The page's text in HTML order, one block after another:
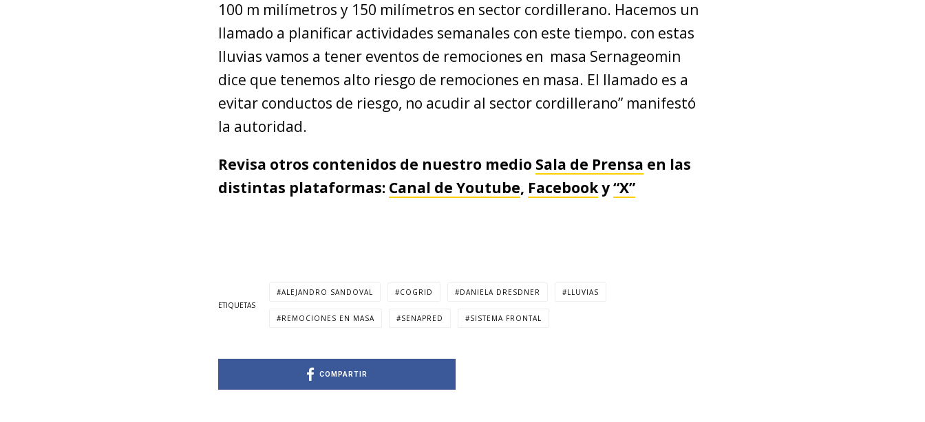
100 m milímetros y 150 milímetros en sector cordillerano. Hacemos un
llamado a planificar actividades semanales con este tiempo. con estas
lluvias vamos a tener eventos de remociones en masa Sernageomin
dice que tenemos alto riesgo de remociones en masa. El llamado es a
evitar conductos de riesgo, no acudir al sector cordillerano” manifestó
la autoridad.
Revisa otros contenidos de nuestro medio Sala de Prensa en las
distintas plataformas: Canal de Youtube, Facebooky“X”
ETIQUETAS
ALEJANDRO SANDOVAL COGRID DANIELA DRESDNER LLUVIAS
REMOCIONES EN MASA SENAPRED SISTEMA FRONTAL
COMPARTIR